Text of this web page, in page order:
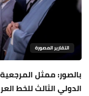
التقارير المصورة
بالصور: ممثل
الدولي الثالث للخط